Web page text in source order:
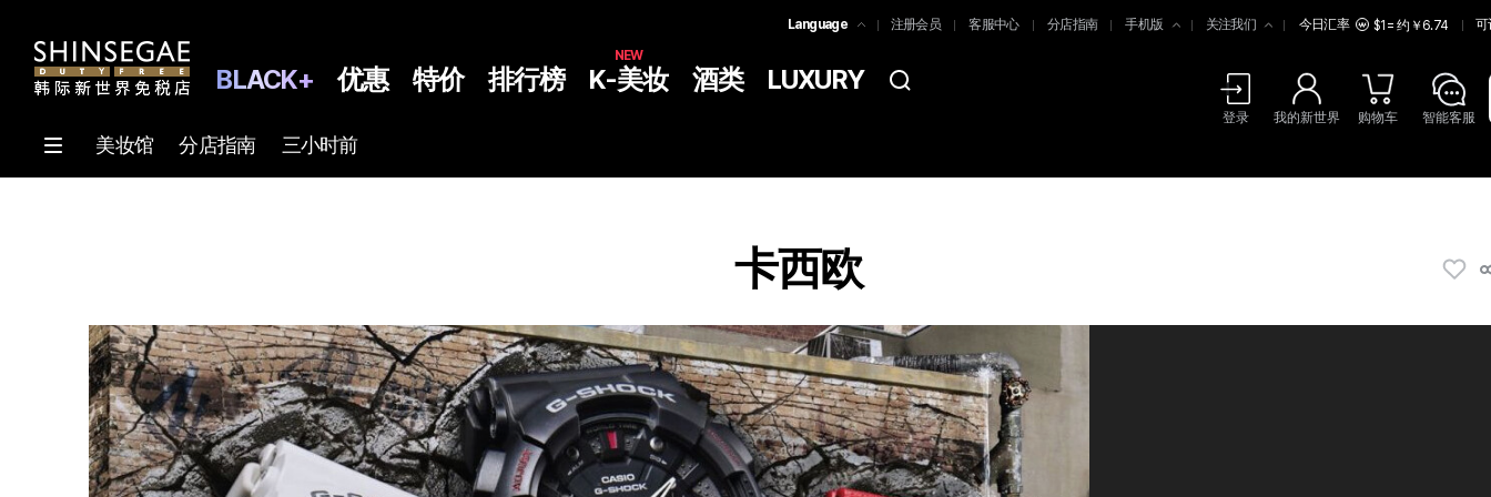
Language
简体中文
注册会员 客服中心 分店指南 手机版 关注我们 今日汇率 $1 = 约￥6.74 可
BLACK+ 优惠 特价 排行榜 K-美妆
NEW
酒类 LUXURY
登录 我的新世界 购物车 智能客服
美妆馆 分店指南 三小时前
몰
卡西欧